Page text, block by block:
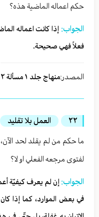
حكم اعماله الماضية هذه؟
الجواب: إذا كانت اعماله
فعلاً فهي صحيحة.
المصدر:منهاج جلد ١ مسألة ٢
٢٢
العمل بلا تقليد
ما حكم من لم يقلد لحد
لفتوى مرجعه الفعلي او لا؟
الجواب: إن لم‏ يعرف كيفيّة
في بعض الموارد، كما إذا